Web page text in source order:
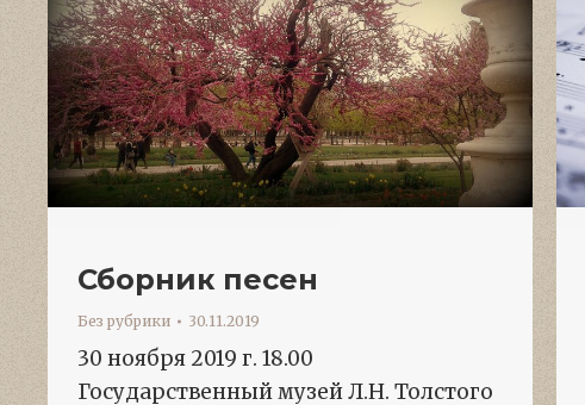
Сборник песен
Без рубрики 30.11.2019
30 ноября 2019 г. 18.00
Государственный музей Л.Н. Толстого